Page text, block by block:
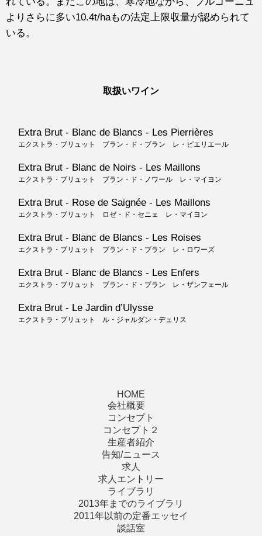
よりさらに多い10.4t/haもの法定上限収量が認められて
いる。
取扱いワイン
Extra Brut - Blanc de Blancs - Les Pierrières
エクストラ・ブリュット ブラン・ド・ブラン レ・ピエリエール
Extra Brut - Blanc de Noirs - Les Maillons
エクストラ・ブリュット ブラン・ド・ノワール レ・マイヨン
Extra Brut - Rose de Saignée - Les Maillons
エクストラ・ブリュット ロゼ・ド・セニェ レ・マイヨン
Extra Brut - Blanc de Blancs - Les Roises
エクストラ・ブリュット ブラン・ド・ブラン レ・ロワーズ
Extra Brut - Blanc de Blancs - Les Enfers
エクストラ・ブリュット ブラン・ド・ブラン レ・ザンフェール
Extra Brut - Le Jardin d’Ulysse
エクストラ・ブリュット ル・ジャルダン・デュリス
HOME
会社概要
コンセプト
コンセプト２
生産者紹介
告知/ニュース
求人
求人エントリー
ライブラリ
2013年までのライブラリ
2011年以前の定番エッセイ
談話室